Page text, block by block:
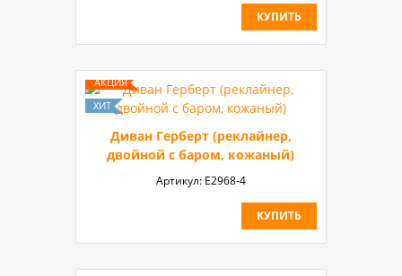
КУПИТЬ
Диван Герберт (реклайнер,
двойной с баром, кожаный)
Артикул: E2968-4
КУПИТЬ